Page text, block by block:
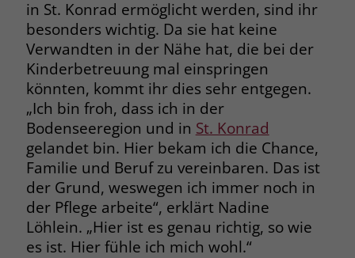
in St. Konrad ermöglicht werden, sind ihr
besonders wichtig. Da sie hat keine
Verwandten in der Nähe hat, die bei der
Kinderbetreuung mal einspringen
könnten, kommt ihr dies sehr entgegen.
„Ich bin froh, dass ich in der
Bodenseeregion und in St. Konrad
gelandet bin. Hier bekam ich die Chance,
Familie und Beruf zu vereinbaren. Das ist
der Grund, weswegen ich immer noch in
der Pflege arbeite“, erklärt Nadine
Löhlein. „Hier ist es genau richtig, so wie
es ist. Hier fühle ich mich wohl.“